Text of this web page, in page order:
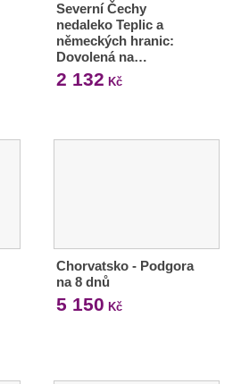
Severní Čechy
nedaleko Teplic a
německých hranic:
Dovolená na…
2 132 Kč
Chorvatsko - Podgora
na 8 dnů
5 150 Kč